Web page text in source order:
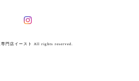
門店イースト All rights reserved.